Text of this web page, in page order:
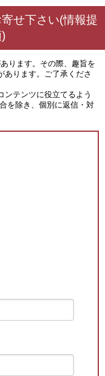
せ下さい(情報提
ります。その際、趣旨を
あります。ご了承くださ
ンテンツに役立てるよう
を除き、個別に返信・対